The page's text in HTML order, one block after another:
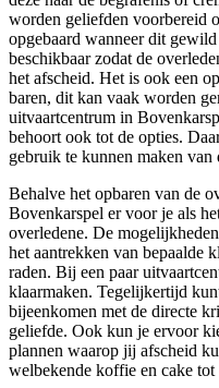
worden geliefden voorbereid
opgebaard wanneer dit
beschikbaar zodat de
het afscheid. Het is ook een
baren, dit kan vaak worden
uitvaartcentrum in
behoort ook tot de opties.
gebruik te kunnen maken van
Behalve het opbaren van de
Bovenkarspel er voor je als
overledene. De
het aantrekken van bepaalde
raden. Bij een paar
klaarmaken. Tegelijkertijd
bijeenkomen met de directe
geliefde. Ook kun je ervoor
plannen waarop jij afscheid
welbekende koffie en cake